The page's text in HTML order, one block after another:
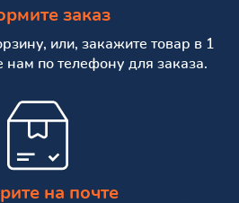
заказ
или, закажите товар в 1
нам по телефону для заказа.
на почте